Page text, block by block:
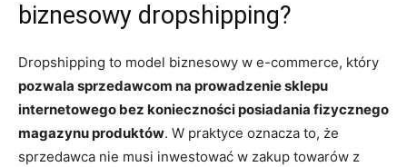
biznesowy dropshipping?
Dropshipping to model biznesowy w e-commerce, który
pozwala sprzedawcom na prowadzenie sklepu
internetowego bez konieczności posiadania fizycznego
magazynu produktów. W praktyce oznacza to, że
sprzedawca nie musi inwestować w zakup towarów z